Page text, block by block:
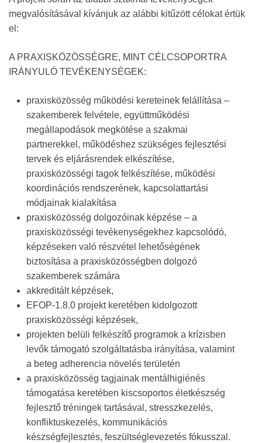
megvalósításával kívánjuk az alábbi kitűzött célokat értük
el:
A PRAXISKÖZÖSSÉGRE, MINT CÉLCSOPORTRA
IRÁNYULÓ TEVÉKENYSÉGEK:
praxisközösség működési kereteinek felállítása –
szakemberek felvétele, együttműködési
megállapodások megkötése a szakmai
partnerekkel, működéshez szükséges fejlesztési
tervek és eljárásrendek elkészítése,
praxisközösségi tagok felkészítése, működési
koordinációs rendszerének, kapcsolattartási
módjainak kialakítása
praxisközösség dolgozóinak képzése – a
praxisközösségi tevékenységekhez kapcsolódó,
képzéseken való részvétel lehetőségének
biztosítása a praxisközösségben dolgozó
szakemberek számára
akkreditált képzések,
EFOP-1.8.0 projekt keretében kidolgozott
praxisközösségi képzések,
projekten belüli felkészítő programok a krízisben
levők támogató szolgáltatásba irányítása, valamint
a beteg adherencia növelés területén
a praxisközösség tagjainak mentálhigiénés
támogatása keretében kiscsoportos életkészség
fejlesztő tréningek tartásával, stresszkezelés,
konfliktuskezelés, kommunikációs
készségfejlesztés, feszültséglevezetés fókusszal.